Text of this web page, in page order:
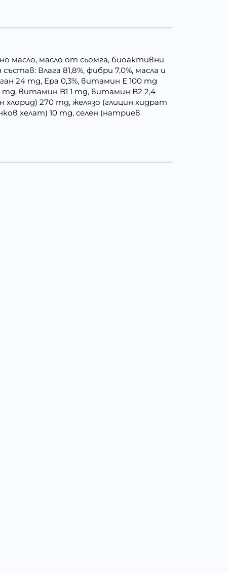
масло, масло от сьомга, биоактивни
Влага 81,8%, фибри 7,0%, масла и
24 mg, Epa 0,3%, витамин Е 100 mg
витамин B1 1 mg, витамин B2 2,4
270 mg, желязо (глицин хидрат
хелат) 10 mg, селен (натриев